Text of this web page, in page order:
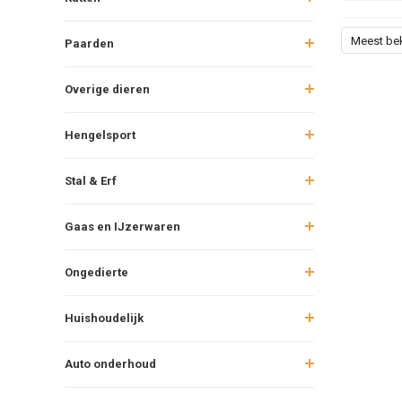
Paarden
Overige dieren
Hengelsport
Stal & Erf
Gaas en IJzerwaren
Ongedierte
Huishoudelijk
Auto onderhoud
Meest